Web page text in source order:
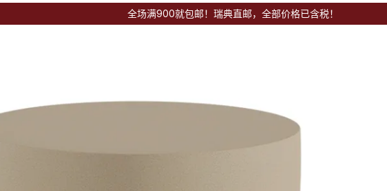
全场满900就包邮！瑞典直邮，全部价格已含税！